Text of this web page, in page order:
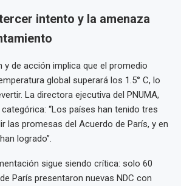
intento y la amenaza
y de acción implica que el promedio
global superará los 1.5° C, lo
La directora ejecutiva del PNUMA,
“Los países han tenido tres
las promesas del Acuerdo de París, y en
logrado”.
sigue siendo crítica: solo 60
París presentaron nuevas NDC con